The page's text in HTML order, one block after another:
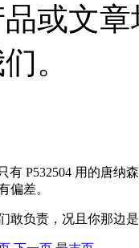
或文
。
有 P532504 用的唐
偏差。
敢负责，况且你那边